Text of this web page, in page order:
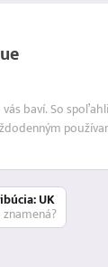
baví. So
UK